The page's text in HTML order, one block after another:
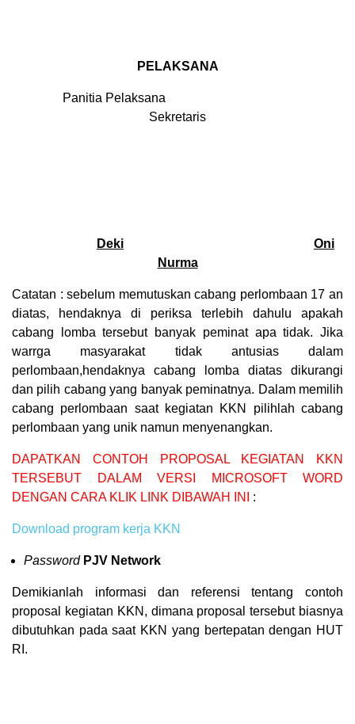
PELAKSANA
Panitia Pelaksana
Sekretaris
Deki
Oni
Nurma
Catatan : sebelum memutuskan cabang perlombaan 17 an
diatas, hendaknya di periksa terlebih dahulu apakah
cabang lomba tersebut banyak peminat apa tidak. Jika
warrga masyarakat tidak antusias dalam
perlombaan,hendaknya cabang lomba diatas dikurangi
dan pilih cabang yang banyak peminatnya. Dalam memilih
cabang perlombaan saat kegiatan KKN pilihlah cabang
perlombaan yang unik namun menyenangkan.
DAPATKAN CONTOH PROPOSAL KEGIATAN KKN
TERSEBUT DALAM VERSI MICROSOFT WORD
DENGAN CARA KLIK LINK DIBAWAH INI
:
Download program kerja KKN
Password PJV Network
Demikianlah informasi dan referensi tentang contoh
proposal kegiatan KKN, dimana proposal tersebut biasnya
dibutuhkan pada saat KKN yang bertepatan dengan HUT
RI.